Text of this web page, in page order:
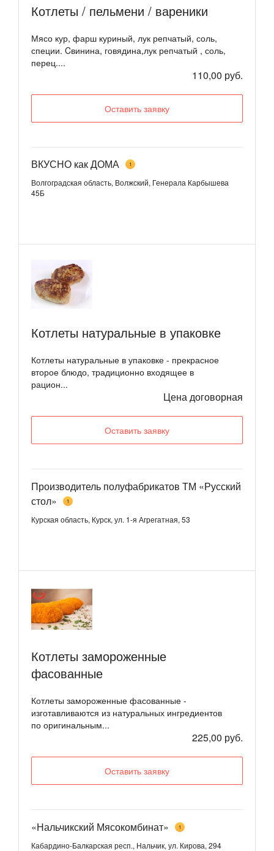
Котлеты / пельмени / вареники
Мясо кур, фарш куриный, лук репчатый, соль,
специи. Cвинина, говядина,лук репчатый , соль,
перец....
110,00 руб.
Оставить заявку
ВКУСНО как ДОМА 1
Волгоградская область, Волжский, Генерала Карбышева
45Б
Котлеты натуральные в упаковке
Котлеты натуральные в упаковке - прекрасное
второе блюдо, традиционно входящее в
рацион...
Цена договорная
Оставить заявку
Производитель полуфабрикатов ТМ «Русский
стол»
1
Курская область, Курск, ул. 1-я Агрегатная, 53
Котлеты замороженные
фасованные
Котлеты замороженные фасованные -
изготавливаются из натуральных ингредиентов
по оригинальным...
225,00 руб.
Оставить заявку
«Нальчикский Мясокомбинат» 1
Кабардино-Балкарская респ., Нальчик, ул. Кирова, 294